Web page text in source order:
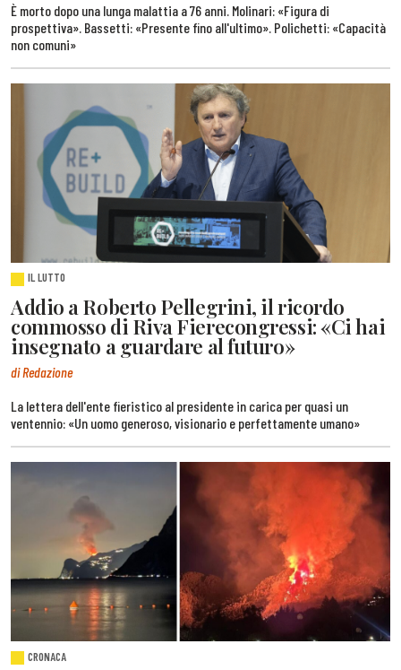
È morto dopo una lunga malattia a 76 anni. Molinari: «Figura di
prospettiva». Bassetti: «Presente fino all'ultimo». Polichetti: «Capacità
non comuni»
IL LUTTO
Addio a Roberto Pellegrini, il ricordo
commosso di Riva Fierecongressi: «Ci hai
insegnato a guardare al futuro»
di Redazione
La lettera dell'ente fieristico al presidente in carica per quasi un
ventennio: «Un uomo generoso, visionario e perfettamente umano»
CRONACA